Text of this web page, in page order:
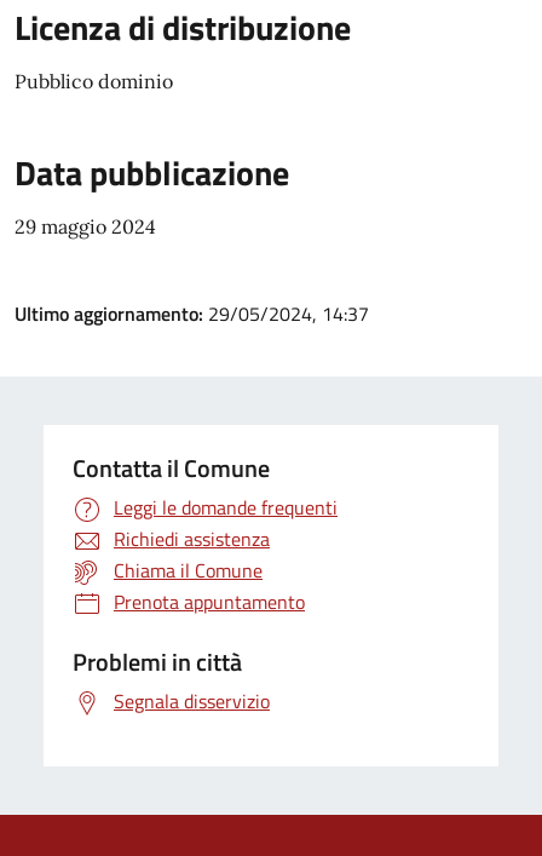
Licenza di distribuzione
Pubblico dominio
Data pubblicazione
29 maggio 2024
Ultimo aggiornamento: 29/05/2024, 14:37
Contatta il Comune
Leggi le domande frequenti
Richiedi assistenza
Chiama il Comune
Prenota appuntamento
Problemi in città
Segnala disservizio